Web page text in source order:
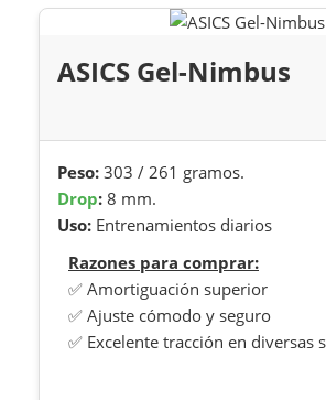
ASICS Gel-Nimbus
Peso: 303 / 261 gramos.
Drop: 8 mm.
Uso: Entrenamientos diarios
Razones para comprar:
✅ Amortiguación superior
✅ Ajuste cómodo y seguro
✅ Excelente tracción en diversas